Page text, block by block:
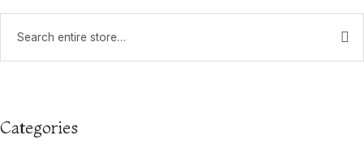
Categories